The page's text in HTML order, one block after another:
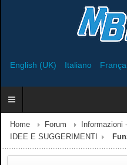
English (UK) Italiano
Home Forum
Informazioni
IDEE E SUGGERIMENTI